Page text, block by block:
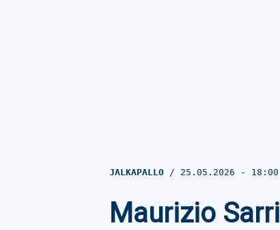
JALKAPALLO 25.05.2026 - 18:00
Maurizio